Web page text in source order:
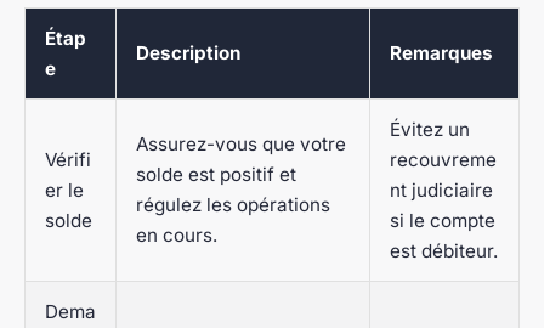
Étap
e
Description Remarques
Vérifi
er le
solde
Assurez-vous que votre
solde est positif et
régulez les opérations
en cours.
Évitez un
recouvreme
nt judiciaire
si le compte
est débiteur.
Dema